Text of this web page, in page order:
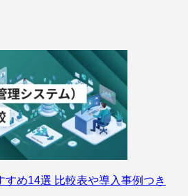
め14選 比較表や導入事例つき